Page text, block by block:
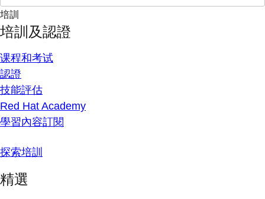
培訓
培訓及認證
课程和考试
認證
技能評估
Red Hat Academy
學習內容訂閱
探索培訓
精選